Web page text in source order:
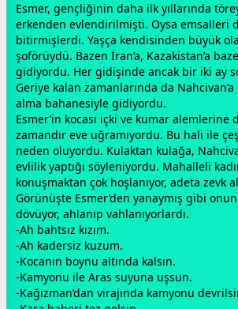
Esmer, gençliğinin daha ilk yıllarında
erkenden evlendirilmişti. Oysa emsalleri
bitirmişlerdi. Yaşça kendisinden büyük
şoförüydü. Bazen İran’a, Kazakistan’a
gidiyordu. Her gidişinde ancak bir iki ay
Geriye kalan zamanlarında da
alma bahanesiyle gidiyordu.
Esmer’in kocası içki ve kumar alemlerine
zamandır eve uğramıyordu. Bu hali ile
neden oluyordu. Kulaktan kulağa,
evlilik yaptığı söyleniyordu. Mahalleli
konuşmaktan çok hoşlanıyor, adeta zevk
Görünüşte Esmer’den yanaymış gibi
dövüyor, ahlanıp vahlanıyorlardı.
-Ah bahtsız kızım.
-Ah kadersiz kuzum.
-Kocanın boynu altında kalsın.
-Kamyonu ile Aras suyuna uşsun.
-Kağızman’dan virajında kamyonu